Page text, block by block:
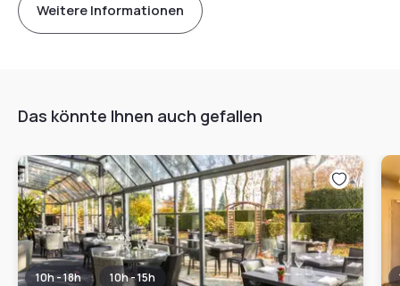
Weitere Informationen
Das könnte Ihnen auch gefallen
10h - 18h 10h - 15h